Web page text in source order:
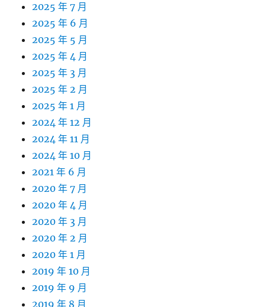
2025 年 7 月
2025 年 6 月
2025 年 5 月
2025 年 4 月
2025 年 3 月
2025 年 2 月
2025 年 1 月
2024 年 12 月
2024 年 11 月
2024 年 10 月
2021 年 6 月
2020 年 7 月
2020 年 4 月
2020 年 3 月
2020 年 2 月
2020 年 1 月
2019 年 10 月
2019 年 9 月
2019 年 8 月